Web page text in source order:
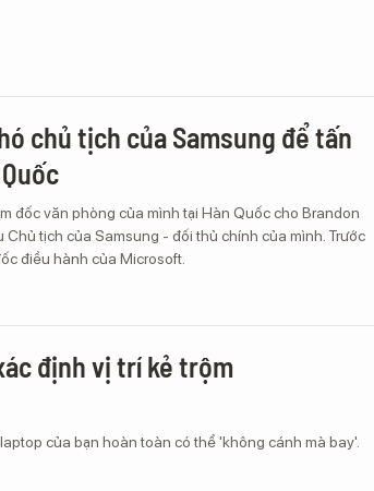
chủ tịch của Samsung để tấn
đốc văn phòng của mình tại Hàn Quốc cho Brandon
tịch của Samsung - đối thủ chính của mình. Trước
điều hành của Microsoft.
định vị trí kẻ trộm
của bạn hoàn toàn có thể 'không cánh mà bay'.